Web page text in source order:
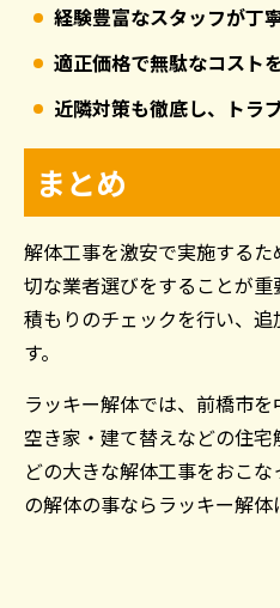
経験豊富なスタッフが丁
適正価格で無駄なコスト
近隣対策も徹底し、トラ
まとめ
解体工事を激安で実施する
切な業者選びをすることが
積もりのチェックを行い、
す。
ラッキー解体では、前橋市を
空き家・建て替えなどの住
どの大きな解体工事をおこ
の解体の事ならラッキー解体